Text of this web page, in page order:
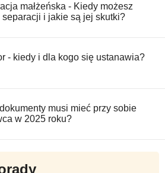
małżeńska - Kiedy możesz
separacji i jakie są jej skutki?
- kiedy i dla kogo się ustanawia?
musi mieć przy sobie
w 2025 roku?